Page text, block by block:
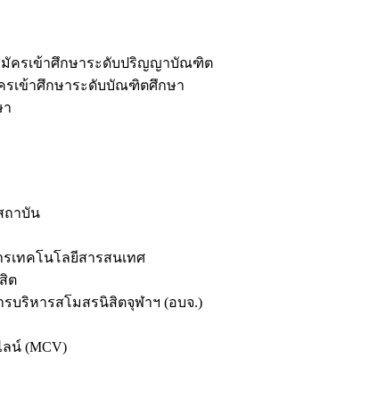
มัครเข้าศึกษาระดับปริญญาบัณฑิต
รเข้าศึกษาระดับบัณฑิตศึกษา
ถาบัน
เทคโนโลยีสารสนเทศ
ต
รบริหารสโมสรนิสิตจุฬาฯ (อบจ.)
น์ (MCV)